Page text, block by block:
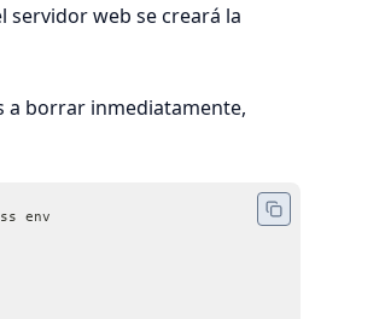
servidor web se creará la
a borrar inmediatamente,
env